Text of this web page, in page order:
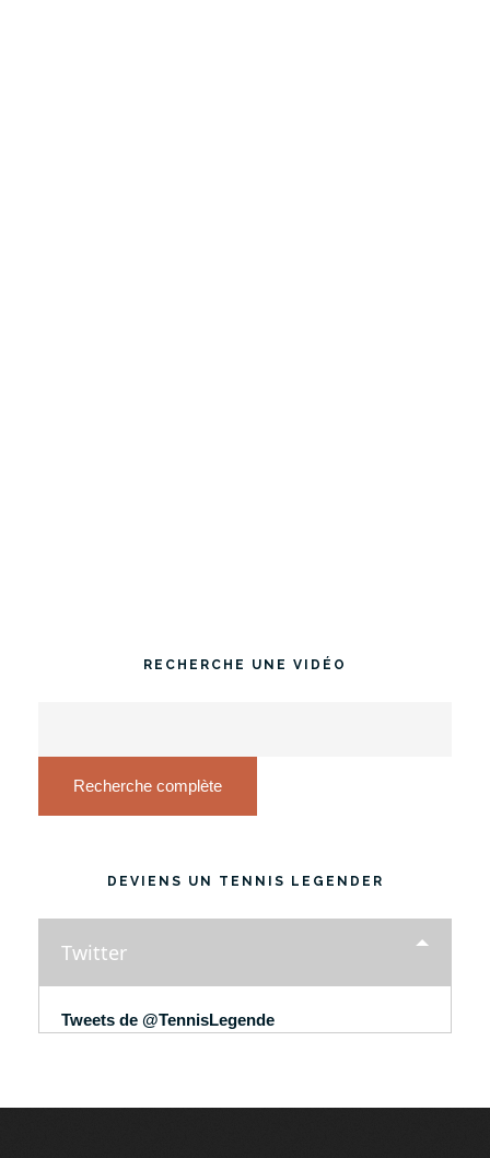
RECHERCHE UNE VIDÉO
Recherche complète
DEVIENS UN TENNIS LEGENDER
Twitter
Tweets de @TennisLegende